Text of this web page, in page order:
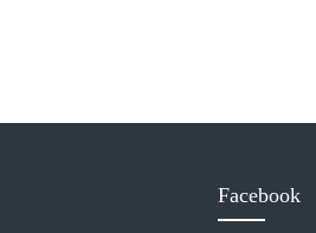
Facebook